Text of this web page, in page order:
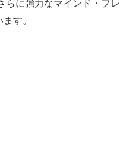
らに強力なマインド・フ
す。